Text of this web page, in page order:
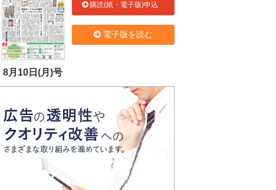
8月10日(月)号
購読(紙・電子版)申込
電子版を読む